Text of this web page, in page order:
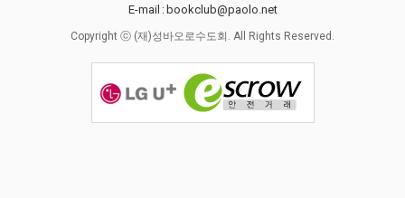
E-mail : bookclub@paolo.net
Copyright ⓒ (재)성바오로수도회. All Rights Reserved.